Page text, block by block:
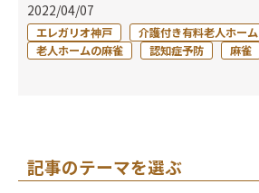
2022/04/07
エレガリオ神戸
介護付き有料老人ホーム
老人ホームの麻雀
認知症予防 麻雀
記事のテーマを選ぶ